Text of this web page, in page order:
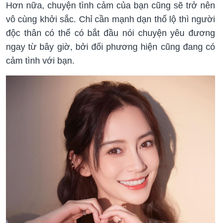
Hơn nữa, chuyện tình cảm của bạn cũng sẽ trở nên
vô cùng khởi sắc. Chỉ cần mạnh dạn thổ lộ thì người
độc thân có thể có bắt đầu nói chuyện yêu đương
ngay từ bây giờ, bởi đối phương hiện cũng đang có
cảm tình với bạn.